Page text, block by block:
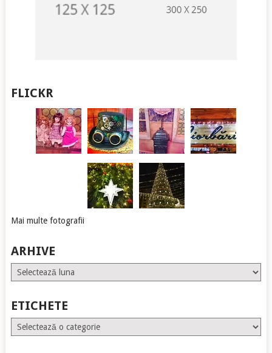
FLICKR
Mai multe fotografii
ARHIVE
Arhive
ETICHETE
Etichete